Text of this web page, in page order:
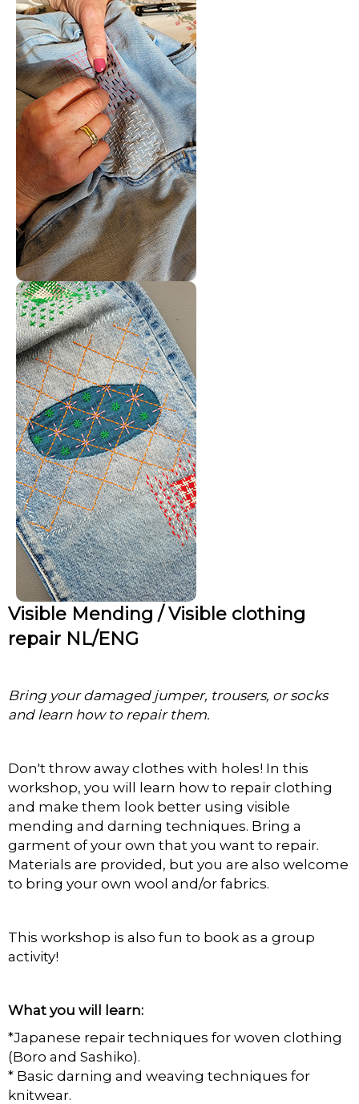
Visible Mending / Visible clothing
repair NL/ENG
Bring your damaged jumper, trousers, or socks
and learn how to repair them.
Don't throw away clothes with holes! In this
workshop, you will learn how to repair clothing
and make them look better using visible
mending and darning techniques. Bring a
garment of your own that you want to repair.
Materials are provided, but you are also welcome
to bring your own wool and/or fabrics.
This workshop is also fun to book as a group
activity!
What you will learn:
*Japanese repair techniques for woven clothing
(Boro and Sashiko).
* Basic darning and weaving techniques for
knitwear.